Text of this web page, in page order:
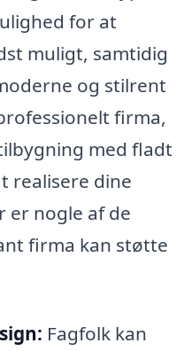
for at
muligt, samtidig
og stilrent
firma,
med fladt
realisere dine
er nogle af de
firma kan støtte
Fagfolk kan